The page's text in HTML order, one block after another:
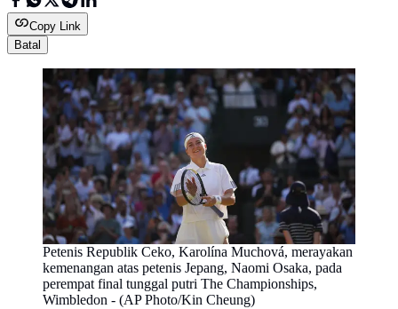
Copy Link
Batal
Petenis Republik Ceko, Karolína Muchová, merayakan
kemenangan atas petenis Jepang, Naomi Osaka, pada
perempat final tunggal putri The Championships,
Wimbledon - (AP Photo/Kin Cheung)